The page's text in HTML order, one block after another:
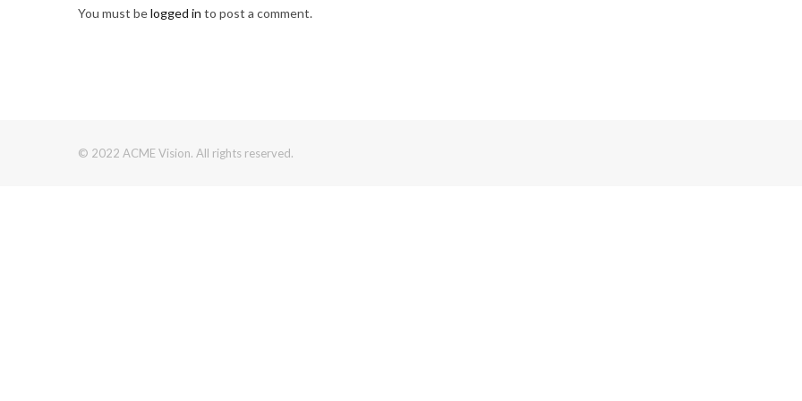
You must belogged in to post a comment.
© 2022 ACME Vision. All rights reserved.